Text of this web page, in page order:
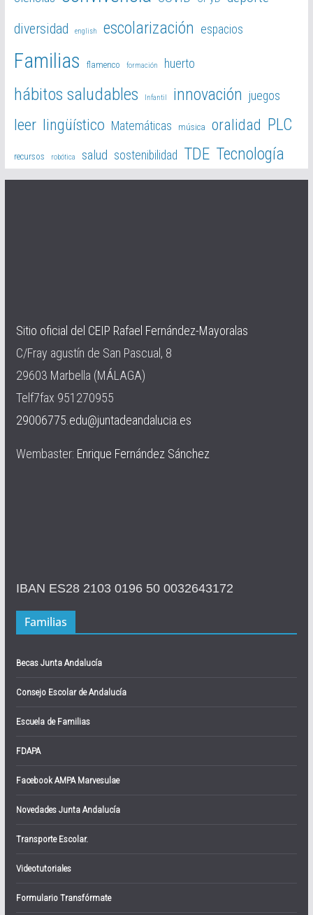
diversidad english escolarización espacios
Familias flamenco formación huerto
hábitos saludables Infantil innovación juegos
leer lingüístico Matemáticas música oralidad PLC
recursos robótica salud sostenibilidad TDE Tecnología
Sitio oficial del CEIP Rafael Fernández-Mayoralas
C/Fray agustín de San Pascual, 8
29603 Marbella (MÁLAGA)
Telf7fax 951270955
29006775.edu@juntadeandalucia.es
Wembaster: Enrique Fernández Sánchez
IBAN ES28 2103 0196 50 0032643172
Familias
Becas Junta Andalucía
Consejo Escolar de Andalucía
Escuela de Familias
FDAPA
Facebook AMPA Marvesulae
Novedades Junta Andalucía
Transporte Escolar.
Videotutoriales
Formulario Transfórmate